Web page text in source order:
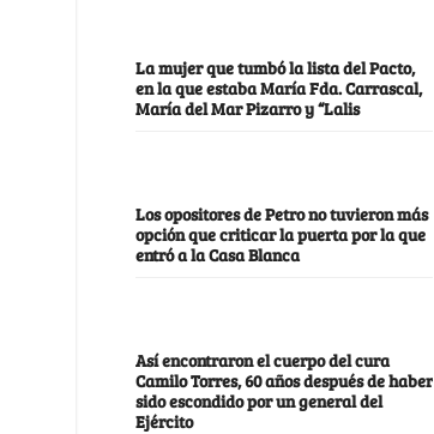
La mujer que tumbó la lista del Pacto,
en la que estaba María Fda. Carrascal,
María del Mar Pizarro y “Lalis
Los opositores de Petro no tuvieron más
opción que criticar la puerta por la que
entró a la Casa Blanca
Así encontraron el cuerpo del cura
Camilo Torres, 60 años después de haber
sido escondido por un general del
Ejército